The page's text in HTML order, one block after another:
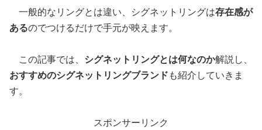
一般的なリングとは違い、シグネットリングは存在感が
あるのでつけるだけで手元が映えます。
この記事では、 シグネットリングとは何なのか解説し、
おすすめのシグネットリングブランド も紹介していきま
す。
スポンサーリンク